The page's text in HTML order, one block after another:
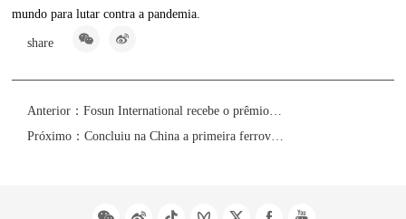
mundo para lutar contra a pandemia.
share
Anterior：Fosun International recebe o prêmio de ouro “ESG Benchmark Awards - The ESG Leader”
Próximo：Concluiu na China a primeira ferrovia de alta velocidade de propriedade majoritária de investidores privados